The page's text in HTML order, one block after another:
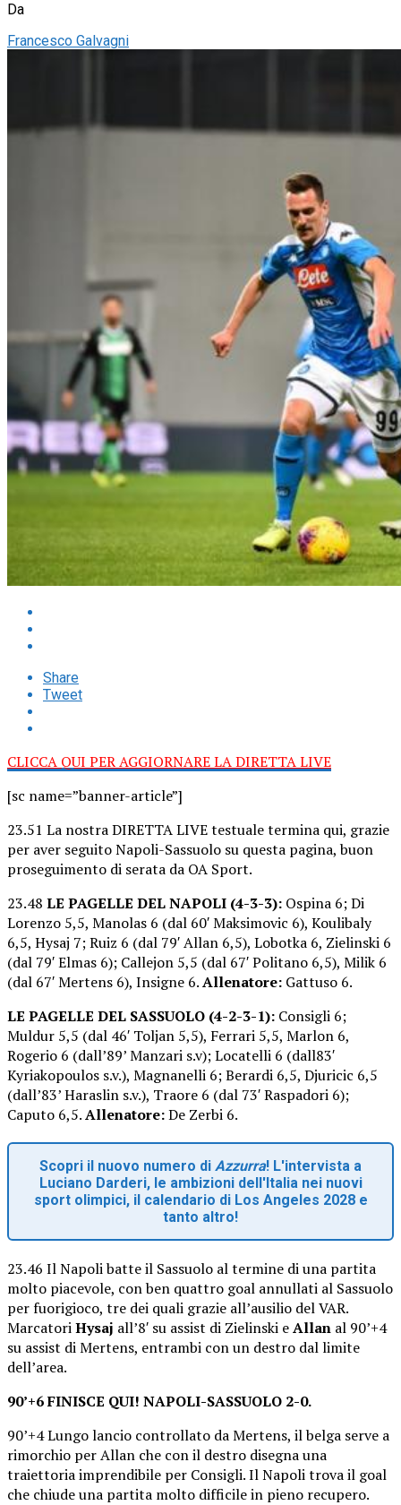
Da
Francesco Galvagni
Share
Tweet
CLICCA QUI PER AGGIORNARE LA DIRETTA LIVE
[sc name=”banner-article”]
23.51 La nostra DIRETTA LIVE testuale termina qui, grazie
per aver seguito Napoli-Sassuolo su questa pagina, buon
proseguimento di serata da OA Sport.
23.48 LE PAGELLE DELNAPOLI (4-3-3): Ospina 6; Di
Lorenzo 5,5, Manolas 6 (dal 60′ Maksimovic 6), Koulibaly
6,5, Hysaj 7; Ruiz 6 (dal 79′ Allan 6,5), Lobotka 6, Zielinski 6
(dal 79′ Elmas 6); Callejon 5,5 (dal 67′ Politano 6,5), Milik 6
(dal 67′ Mertens 6), Insigne 6.Allenatore: Gattuso 6.
LE PAGELLE DEL SASSUOLO (4-2-3-1): Consigli 6;
Muldur 5,5 (dal 46′ Toljan 5,5), Ferrari 5,5, Marlon 6,
Rogerio 6 (dall’89’ Manzari s.v); Locatelli 6 (dall83′
Kyriakopoulos s.v.), Magnanelli 6; Berardi 6,5, Djuricic 6,5
(dall’83’ Haraslin s.v.), Traore 6 (dal 73′ Raspadori 6);
Caputo 6,5.Allenatore:De Zerbi 6.
Scopri il nuovo numero di Azzurra! L'intervista a
Luciano Darderi, le ambizioni dell'Italia nei nuovi
sport olimpici, il calendario di Los Angeles 2028 e
tanto altro!
23.46 Il Napoli batte il Sassuolo al termine di una partita
molto piacevole, con ben quattro goal annullati al Sassuolo
per fuorigioco, tre dei quali grazie all’ausilio del VAR.
MarcatoriHysaj all’8′ su assist di Zielinski eAllan al 90’+4
su assist di Mertens, entrambi con un destro dal limite
dell’area.
90’+6 FINISCE QUI! NAPOLI-SASSUOLO 2-0.
90’+4 Lungo lancio controllato da Mertens, il belga serve a
rimorchio per Allan che con il destro disegna una
traiettoria imprendibile per Consigli. Il Napoli trova il goal
che chiude una partita molto difficile in pieno recupero.